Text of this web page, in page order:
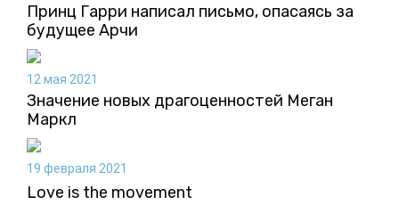
Принц Гарри написал письмо, опасаясь за
будущее Арчи
12 мая 2021
Значение новых драгоценностей Меган
Маркл
19 февраля 2021
Love is the movement